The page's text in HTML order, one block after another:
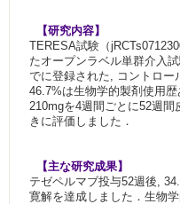
【研究内容】
TERESA試験（
たオープンラベル単群介入
でに登録された, コントロー
46.7%は生物学的製剤使用
210mgを4週間ごとに52週
きに評価しました．
【主な研究成果】
テゼペルマブ投与52週後,
寛解を達成しました．生物